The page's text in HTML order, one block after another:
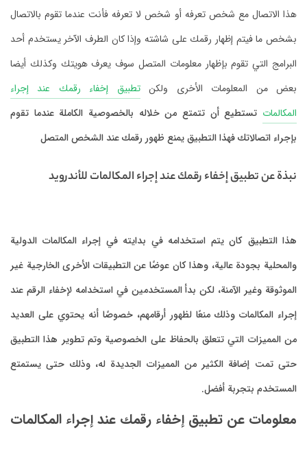
هذا الاتصال مع شخص تعرفه أو شخص لا تعرفه فأنت عندما تقوم بالاتصال
بشخص ما فيتم إظهار رقمك على شاشته وإذا كان الطرف الآخر يستخدم أحد
البرامج التي تقوم بإظهار معلومات المتصل سوف يعرف هويتك وكذلك أيضا
بعض من المعلومات الأخرى ولكنتطبيق إخفاء رقمك عند إجراء
المكالمات تستطيع أن تتمتع من خلاله بالخصوصية الكاملة عندما تقوم
بإجراء اتصالاتك فهذا التطبيق يمنع ظهور رقمك عند الشخص المتصل
نبذة عن تطبيق إخفاء رقمك عند إجراء المكالمات للأندرويد
هذا التطبيق كان يتم استخدامه في بدايته في إجراء المكالمات الدولية
والمحلية بجودة عالية، وهذا كان عوضًا عن التطبيقات الأخرى الخارجية غير
الموثوقة وغير الآمنة، لكن بدأ المستخدمين في استخدامه لإخفاء الرقم عند
إجراء المكالمات وذلك منعًا لظهور أرقامهم، خصوصًا أنه يحتوي على العديد
من المميزات التي تتعلق بالحفاظ على الخصوصية وتم تطوير هذا التطبيق
حتى تمت إضافة الكثير من المميزات الجديدة له، وذلك حتى يستمتع
المستخدم بتجربة أفضل.
معلومات عن تطبيق إخفاء رقمك عند إجراء المكالمات